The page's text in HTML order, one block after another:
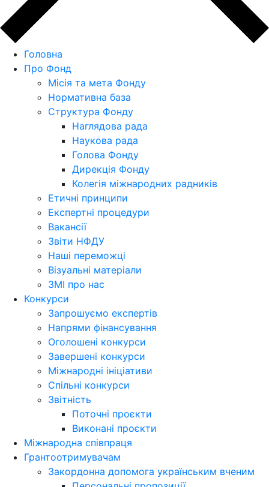
Головна
Про Фонд
Місія та мета Фонду
Нормативна база
Структура Фонду
Наглядова рада
Наукова рада
Голова Фонду
Дирекція Фонду
Колегія міжнародних радників
Етичні принципи
Експертні процедури
Вакансії
Звіти НФДУ
Наші переможці
Візуальні матеріали
ЗМІ про нас
Конкурси
Запрошуємо експертів
Напрями фінансування
Оголошені конкурси
Завершені конкурси
Міжнародні ініціативи
Спільні конкурси
Звітність
Поточні проєкти
Виконані проєкти
Міжнародна співпраця
Грантоотримувачам
Закордонна допомога українським вченим